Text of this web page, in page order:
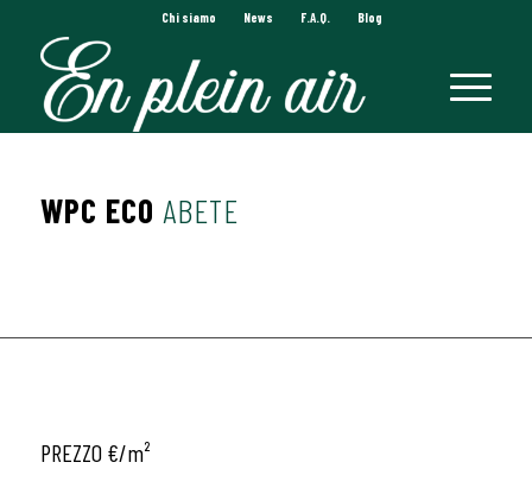
Chi siamo News F.A.Q. Blog
WPC ECO ABETE
PREZZO €/m²